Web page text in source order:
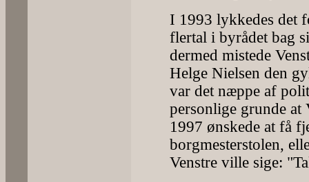
I 1993 lykkedes det
flertal i byrådet bag
dermed mistede
Helge Nielsen den
var det næppe af
personlige grunde at
1997 ønskede at få
borgmesterstolen,
Venstre ville sige: